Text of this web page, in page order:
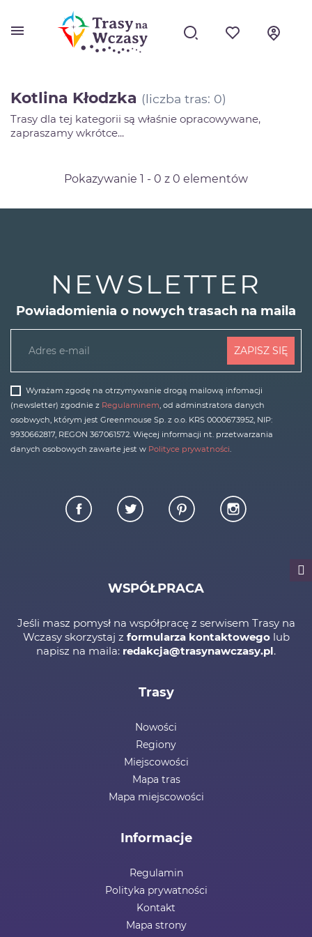
menu
Kotlina Kłodzka (liczba tras: 0)
Trasy dla tej kategorii są właśnie opracowywane,
zapraszamy wkrótce...
Pokazywanie 1 - 0 z 0 elementów
NEWSLETTER
Powiadomienia o nowych trasach na maila
ZAPISZ SIĘ
Wyrażam zgodę na otrzymywanie drogą mailową infomacji
(newsletter) zgodnie z Regulaminem, od adminstratora danych
osobwych, którym jest Greenmouse Sp. z o.o. KRS 0000673952, NIP:
9930662817, REGON 367061572. Więcej informacji nt. przetwarzania
danych osobowych zawarte jest w Polityce prywatności.
WSPÓŁPRACA
Jeśli masz pomysł na współpracę z serwisem Trasy na
Wczasy skorzystaj z formularza kontaktowegolub
napisz na maila: redakcja@trasynawczasy.pl.
Trasy
Nowości
Regiony
Miejscowości
Mapa tras
Mapa miejscowości
Informacje
Regulamin
Polityka prywatności
Kontakt
Mapa strony